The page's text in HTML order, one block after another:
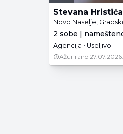
Stevana Hristića
Novo Naselje,
2 sobe |
Agencija • Useljivo
Ažurirano 27.07.2026.